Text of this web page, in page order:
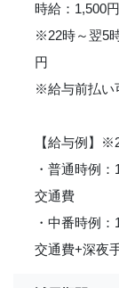
時給：1,500
※22時～翌5
円
※給与前払い
【給与例】
・普通時例
交通費
・中番時例
交通費+深夜